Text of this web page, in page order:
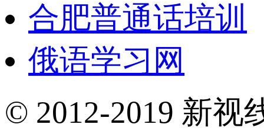
合肥普通话培训
俄语学习网
© 2012-2019 新视